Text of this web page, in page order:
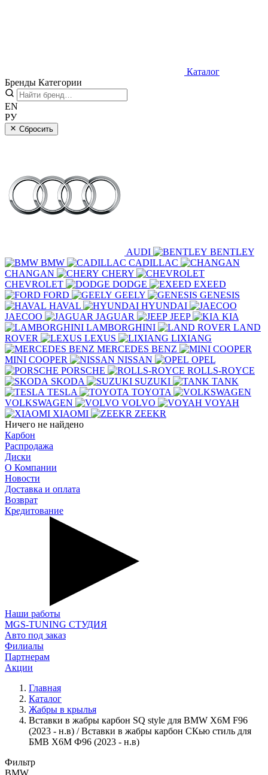
Каталог
Бренды Категории
EN
РУ
Сбросить
AUDI
BENTLEY
BMW
CADILLAC
CHANGAN
CHERY
CHEVROLET
DODGE
EXEED
FORD
GEELY
GENESIS
HAVAL
HYUNDAI
JAECOO
JAGUAR JEEP
KIA
LAMBORGHINI
LAND
ROVER
LEXUS
LIXIANG
MERCEDES BENZ
MINI COOPER
NISSAN
OPEL
PORSCHE
ROLLS-ROYCE
SKODA
SUZUKI
TANK
TESLA
TOYOTA
VOLKSWAGEN
VOLVO
VOYAH
XIAOMI
ZEEKR
Ничего не найдено
Карбон
Распродажа
Диски
О Компании
Новости
Доставка и оплата
Возврат
Кредитование
Наши работы
MGS-TUNING СТУДИЯ
Авто под заказ
Филиалы
Партнерам
Акции
Главная
Каталог
Жабры в крылья
Вставки в жабры карбон SQ style для BMW X6M F96
(2023 - н.в) / Вставки в жабры карбон СКью стиль для
БМВ Х6М Ф96 (2023 - н.в)
Фильтр
BMW